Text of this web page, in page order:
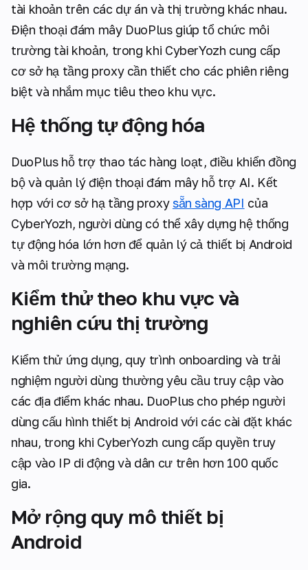
tài khoản trên các dự án và thị trường khác nhau.
Điện thoại đám mây DuoPlus giúp tổ chức môi
trường tài khoản, trong khi CyberYozh cung cấp
cơ sở hạ tầng proxy cần thiết cho các phiên riêng
biệt và nhắm mục tiêu theo khu vực.
Hệ thống tự động hóa
DuoPlus hỗ trợ thao tác hàng loạt, điều khiển đồng
bộ và quản lý điện thoại đám mây hỗ trợ AI. Kết
hợp với cơ sở hạ tầng proxysẵn sàng API của
CyberYozh, người dùng có thể xây dựng hệ thống
tự động hóa lớn hơn để quản lý cả thiết bị Android
và môi trường mạng.
Kiểm thử theo khu vực và
nghiên cứu thị trường
Kiểm thử ứng dụng, quy trình onboarding và trải
nghiệm người dùng thường yêu cầu truy cập vào
các địa điểm khác nhau. DuoPlus cho phép người
dùng cấu hình thiết bị Android với các cài đặt khác
nhau, trong khi CyberYozh cung cấp quyền truy
cập vào IP di động và dân cư trên hơn 100 quốc
gia.
Mở rộng quy mô thiết bị
Android